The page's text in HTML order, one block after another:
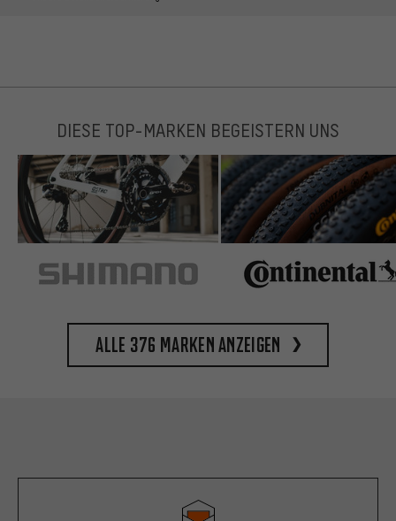
DIESE TOP-MARKEN BEGEISTERN UNS
Alle 376 Marken anzeigen